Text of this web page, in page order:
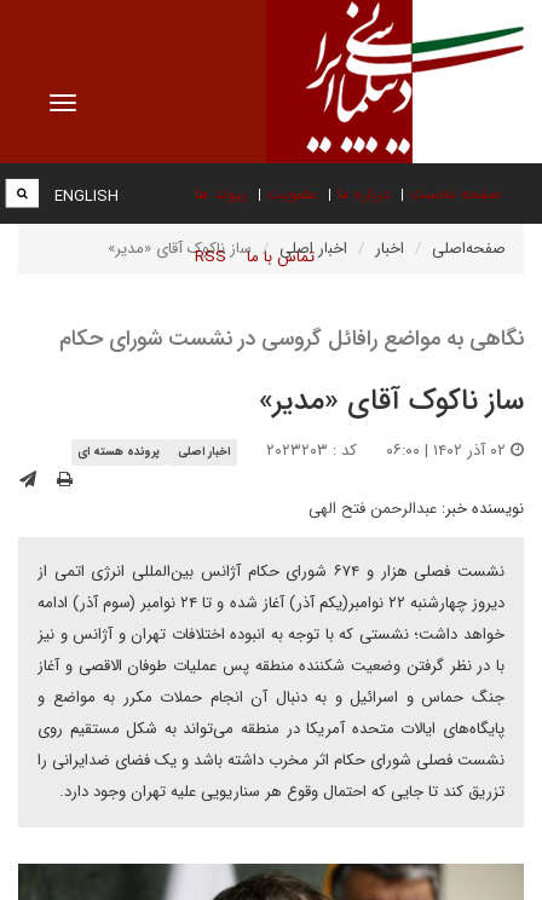
Toggle
صفحه نخست درباره ما عضویت پیوند ها
تماس با ما RSS
ENGLISH
صفحه‌اصلی اخبار اخبار اصلی ساز ناکوک آقای «مدیر»
نگاهی به مواضع رافائل گروسی در نشست شورای حکام
ساز ناکوک آقای «مدیر»
کد : ۲۰۲۳۲۰۳ اخبار اصلی پرونده هسته ای
نویسنده خبر: عبدالرحمن فتح الهی
نشست فصلی هزار و ۶۷۴ شورای حکام آژانس بین‌المللی انرژی اتمی از
دیروز چهارشنبه ۲۲ نوامبر(یکم آذر) آغاز شده و تا ۲۴ نوامبر (سوم آذر) ادامه
خواهد داشت؛ نشستی که با توجه به انبوده اختلافات تهران و آژانس و نیز
با در نظر گرفتن وضعیت شکننده منطقه پس عملیات طوفان الاقصی و آغاز
جنگ حماس و اسرائیل و به دنبال آن انجام حملات مکرر به مواضع و
پایگاه‌های ایالات متحده آمریکا در منطقه می‌تواند به شکل مستقیم روی
نشست فصلی شورای حکام اثر مخرب داشته باشد و یک فضای ضدایرانی را
تزریق کند تا جایی که احتمال وقوع هر سناریویی علیه تهران وجود دارد.